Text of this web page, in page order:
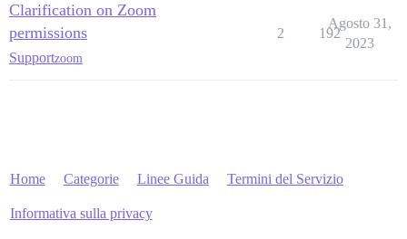
Clarification on Zoom
permissions
Supportzoom
2 192
Agosto 31,
2023
Home Categorie Linee Guida Termini del Servizio
Informativa sulla privacy